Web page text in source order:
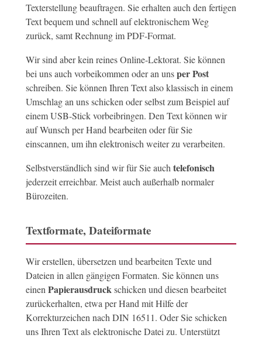
Texterstellung beauftragen. Sie erhalten auch den fertigen
Text bequem und schnell auf elektronischem Weg
zurück, samt Rechnung im PDF-Format.
Wir sind aber kein reines Online-Lektorat. Sie können
bei uns auch vorbeikommen oder an unsper Post
schreiben. Sie können Ihren Text also klassisch in einem
Umschlag an uns schicken oder selbst zum Beispiel auf
einem USB-Stick vorbeibringen. Den Text können wir
auf Wunsch per Hand bearbeiten oder für Sie
einscannen, um ihn elektronisch weiter zu verarbeiten.
Selbstverständlich sind wir für Sie auch telefonisch
jederzeit erreichbar. Meist auch außerhalb normaler
Bürozeiten.
Textformate, Dateiformate
Wir erstellen, übersetzen und bearbeiten Texte und
Dateien in allen gängigen Formaten. Sie können uns
einen Papierausdruck schicken und diesen bearbeitet
zurückerhalten, etwa per Hand mit Hilfe der
Korrekturzeichen nach DIN 16511. Oder Sie schicken
uns Ihren Text als elektronische Datei zu. Unterstützt